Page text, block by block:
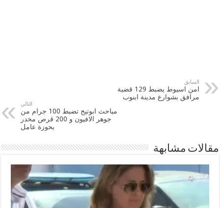
السابق
امن اسيوط يضبط 129 قضية
مرافق بشوارع مدينة ابنوب
التالي
مباحث ابوتيج تضبط 100 جرام من
جوهر الافيون و 200 قرص مخدر
بحوزة عامل
مقالات مشابهة